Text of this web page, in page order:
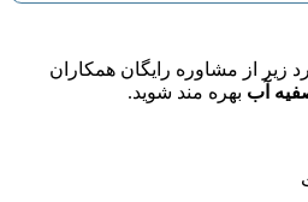
زیر از مشاوره رایگان همکاران
آب بهره مند شوید.